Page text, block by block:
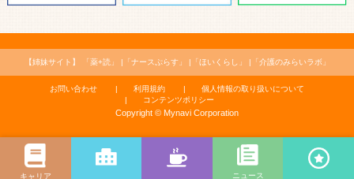
【姉妹サイト】 「薬+読」 「ナースぷらす」 「ほいくらし」 「介護のみらいラボ」
お問い合わせ 利用規約
個人情報の取り扱いについて
コンテンツポリシー
Copyright © Mynavi Corporation
キャリア ニュース